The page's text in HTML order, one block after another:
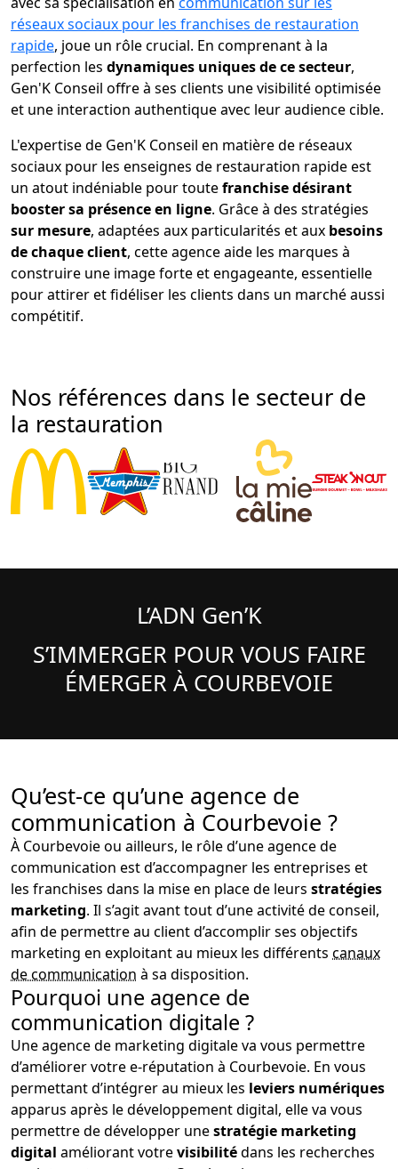
réseaux sociaux pour les franchises de restauration
rapide, joue un rôle crucial. En comprenant à la
perfection les dynamiques uniques de ce secteur,
Gen'K Conseil offre à ses clients une visibilité optimisée
et une interaction authentique avec leur audience cible.
L'expertise de Gen'K Conseil en matière de réseaux
sociaux pour les enseignes de restauration rapide est
un atout indéniable pour toutefranchise désirant
booster sa présence en ligne. Grâce à des stratégies
sur mesure, adaptées aux particularités et aux besoins
de chaque client, cette agence aide les marques à
construire une image forte et engageante, essentielle
pour attirer et fidéliser les clients dans un marché aussi
compétitif.
Nos références dans le secteur de
la restauration
L’ADN Gen’K
S’IMMERGER POUR VOUS FAIRE
ÉMERGER À COURBEVOIE
Qu’est-ce qu’une agence de
communication à Courbevoie ?
À Courbevoie ou ailleurs, le rôle d’une agence de
communication est d’accompagner les entreprises et
les franchises dans la mise en place de leurs stratégies
marketing. Il s’agit avant tout d’une activité de conseil,
afin de permettre au client d’accomplir ses objectifs
marketing en exploitant au mieux les différents canaux
de communication à sa disposition.
Pourquoi une agence de
communication digitale ?
Une agence de marketing digitale va vous permettre
d’améliorer votre e-réputation à Courbevoie. En vous
permettant d’intégrer au mieux les leviers numériques
apparus après le développement digital, elle va vous
permettre de développer unestratégie marketing
digital améliorant votrevisibilitédans les recherches